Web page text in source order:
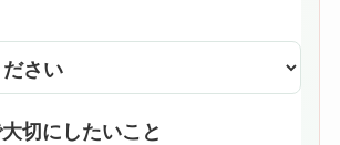
切にしたいこと